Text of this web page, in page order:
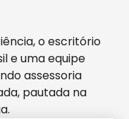
o escritório
e uma equipe
assessoria
pautada na